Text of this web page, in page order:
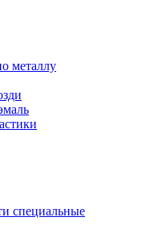
металлу
специальные